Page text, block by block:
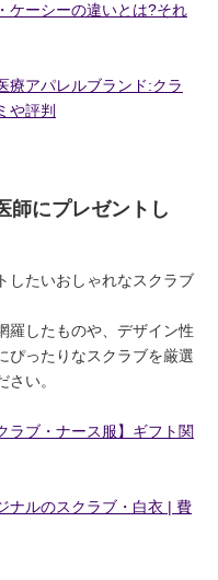
ケーシーの違いとは?それ
アパレルブランド:クラ
や評判
師にプレゼントし
したいおしゃれなスクラブ
羅したものや、デザイン性
ぴったりなスクラブを厳選
い。
ラブ・ナース服】ギフト関
ナルのスクラブ・白衣 | 費